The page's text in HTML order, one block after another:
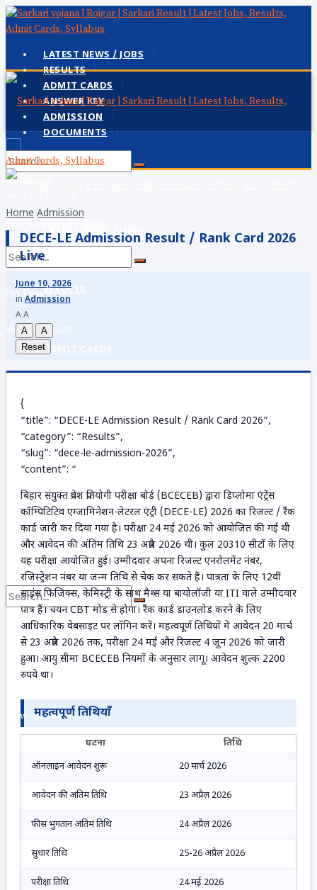
LATEST NEWS / JOBS
RESULTS
ADMIT CARDS
ANSWER KEY
ADMISSION
DOCUMENTS
No Result
LATEST NEWS / JOBS
RESULTS
ADMIT CARDS
ADMISSION
DOCUMENTS
No Result
View All Result
No Result
View All Result
Home Admission
DECE-LE Admission Result / Rank Card 2026
Live
June 10, 2026
in Admission
AA
A
A
Reset
{
“title”: “DECE-LE Admission Result / Rank Card 2026”,
“category”: “Results”,
“slug”: “dece-le-admission-2026”,
“content”: “
बिहार संयुक्त प्रवेश प्रतियोगी परीक्षा बोर्ड (BCECEB) द्वारा डिप्लोमा एंट्रेंस
कॉम्पिटिटिव एग्जामिनेशन-लेटरल एंट्री (DECE-LE) 2026 का रिजल्ट / रैंक
कार्ड जारी कर दिया गया है। परीक्षा 24 मई 2026 को आयोजित की गई थी
और आवेदन की अंतिम तिथि 23 अप्रैल 2026 थी। कुल 20310 सीटों के लिए
यह परीक्षा आयोजित हुई। उम्मीदवार अपना रिजल्ट एनरोलमेंट नंबर,
रजिस्ट्रेशन नंबर या जन्म तिथि से चेक कर सकते हैं। पात्रता के लिए 12वीं
साइंस फिजिक्स, केमिस्ट्री के साथ मैथ्स या बायोलॉजी या ITI वाले उम्मीदवार
पात्र हैं। चयन CBT मोड से होगा। रैंक कार्ड डाउनलोड करने के लिए
आधिकारिक वेबसाइट पर लॉगिन करें। महत्वपूर्ण तिथियों में आवेदन 20 मार्च
से 23 अप्रैल 2026 तक, परीक्षा 24 मई और रिजल्ट 4 जून 2026 को जारी
हुआ। आयु सीमा BCECEB नियमों के अनुसार लागू। आवेदन शुल्क 2200
रुपये था।
महत्वपूर्ण तिथियाँ
घटना
तिथि
ऑनलाइन आवेदन शुरू
20 मार्च 2026
आवेदन की अंतिम तिथि 23 अप्रैल 2026
फीस भुगतान अंतिम तिथि 24 अप्रैल 2026
सुधार तिथि 25-26 अप्रैल 2026
परीक्षा तिथि 24 मई 2026